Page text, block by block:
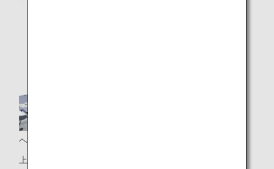
ヘッドレスト
上下に調整ができるヘッドレスト